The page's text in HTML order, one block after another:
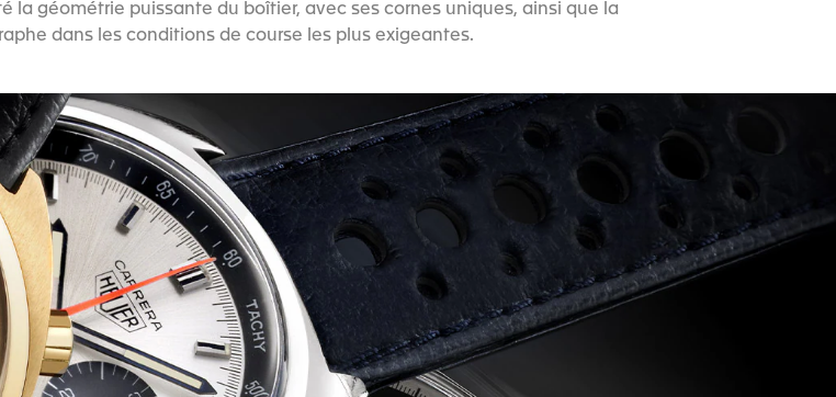
la géométrie puissante du boîtier, avec ses cornes uniques, ainsi que la
dans les conditions de course les plus exigeantes.